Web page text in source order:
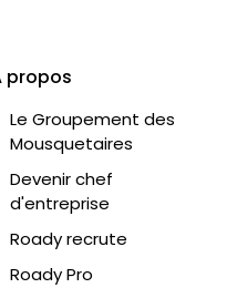
propos
Le Groupement des
Mousquetaires
Devenir chef
d'entreprise
Roady recrute
Roady Pro